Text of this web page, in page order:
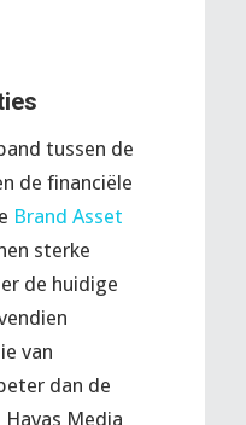
tussen de
de financiële
Brand Asset
sterke
de huidige
van
dan de
Media